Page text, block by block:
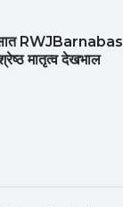
RWJBarnabas
मातृत्व देखभाल